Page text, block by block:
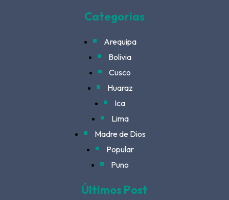
Categorias
Arequipa
Bolivia
Cusco
Huaraz
Ica
Lima
Madre de Dios
Popular
Puno
Últimos Post